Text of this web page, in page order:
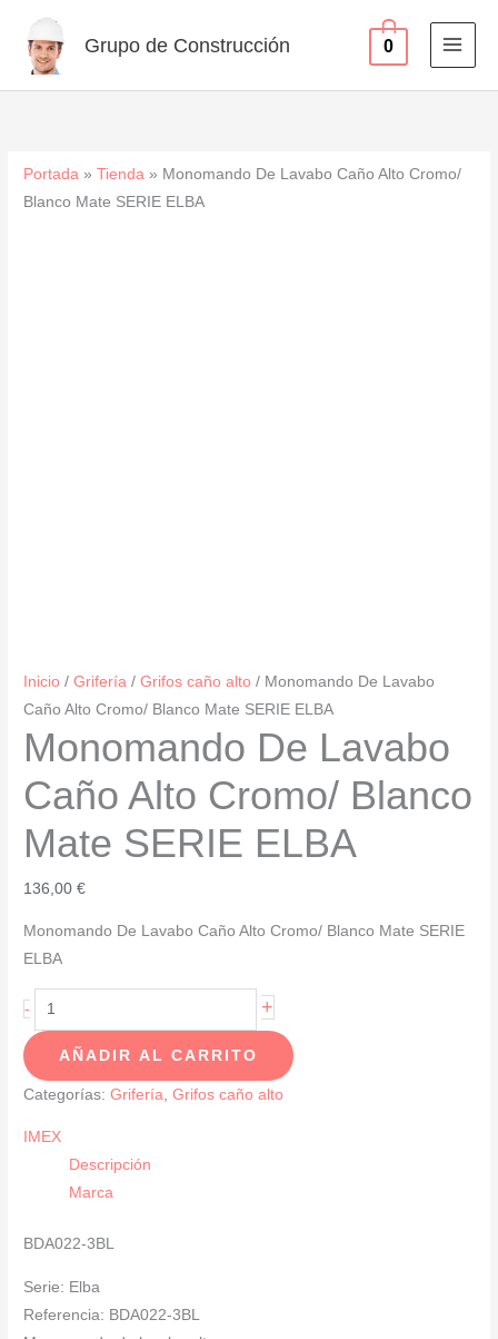
contenido
Grupo de Construcción 0
Portada »Tienda » Monomando De Lavabo Caño Alto Cromo/
Blanco Mate SERIE ELBA
Inicio /Grifería /Grifos caño alto / Monomando De Lavabo
Caño Alto Cromo/ Blanco Mate SERIE ELBA
Monomando De Lavabo
Caño Alto Cromo/ Blanco
Mate SERIE ELBA
136,00€
Monomando De Lavabo Caño Alto Cromo/ Blanco Mate SERIE
ELBA
-
Monomando
De
Lavabo
Caño
Cromo/
Blanco
ELBA
cantidad
+
AÑADIR AL CARRITO
Categorías:Grifería ,Grifos caño alto
IMEX
Descripción
Marca
BDA022-3BL
Serie: Elba
Referencia: BDA022-3BL
Blanco
Mate
cantidad